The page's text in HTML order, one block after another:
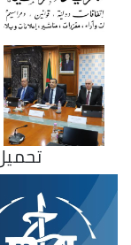
تحميل